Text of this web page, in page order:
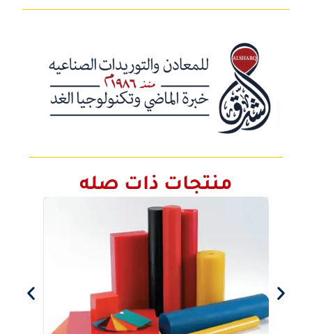
منتجات ذات صله